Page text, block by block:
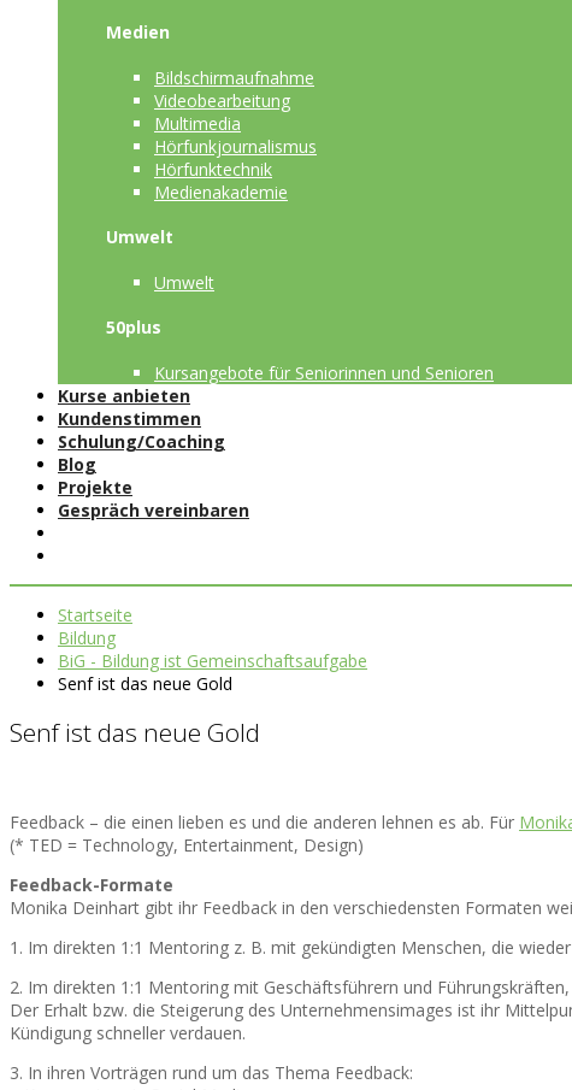
Medien
Bildschirmaufnahme
Videobearbeitung
Multimedia
Hörfunkjournalismus
Hörfunktechnik
Medienakademie
Umwelt
Umwelt
50plus
Kursangebote für Seniorinnen und Senioren
Kurse anbieten
Kundenstimmen
Schulung/Coaching
Blog
Projekte
Gespräch vereinbaren
Startseite
Bildung
BiG - Bildung ist Gemeinschaftsaufgabe
Senf ist das neue Gold
Senf ist das neue Gold
Feedback – die einen lieben es und die anderen lehnen es ab. Für
(* TED = Technology, Entertainment, Design)
Feedback-Formate
Monika Deinhart gibt ihr Feedback in den verschiedensten Formaten
1. Im direkten 1:1 Mentoring z. B. mit gekündigten Menschen, die
2. Im direkten 1:1 Mentoring mit Geschäftsführern und
Der Erhalt bzw. die Steigerung des Unternehmensimages ist ihr
Kündigung schneller verdauen.
3. In ihren Vorträgen rund um das Thema Feedback: